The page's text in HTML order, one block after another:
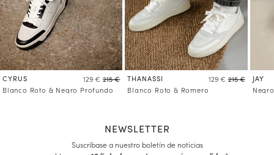
CYRUS 129 € 215 €
Blanco Roto & Negro Profundo
THANASSI 129 € 215 €
Blanco Roto & Romero
JAY
NEWSLETTER
Suscríbase a nuestro boletín de noticias